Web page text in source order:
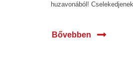
huzavonából!
Bővebben